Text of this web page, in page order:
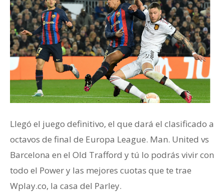
Llegó el juego definitivo, el que dará el clasificado a
octavos de final de Europa League. Man. United vs
Barcelona en el Old Trafford y tú lo podrás vivir con
todo el Power y las mejores cuotas que te trae
Wplay.co, la casa del Parley.